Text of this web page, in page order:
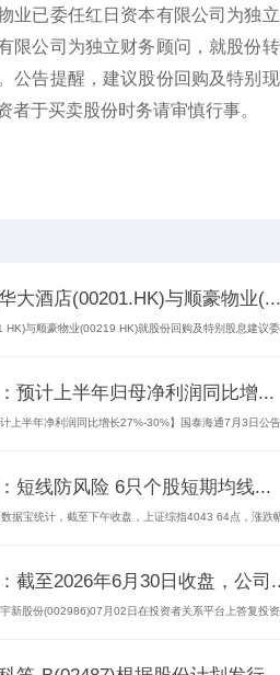
业已委任红日资本有限公司为独
限公司为独立财务顾问，就股份
公告提醒，建议股份回购及特别
者于买卖股份时务请审慎行事。
大酒店(00201.HK)与顺豪物业(...
HK)与顺豪物业(00219 HK)就股份回购及特别股息建议
预计上半年归母净利润同比增...
计上半年净利润同比增长27%-30%】国泰海通7月3日公
短线防风险 6只个股短期均线...
据宝统计，截至下午收盘，上证综指4043 64点，涨跌
截至2026年6月30日收盘，公司
新股份(002986)07月02日在投资者关系平台上答复投